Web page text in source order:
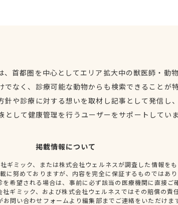
、首都圏を中心としてエリア拡大中の獣医師・動
でなく、診療可能な動物からも検索できることが
針や診療に対する想いを取材し記事として発信し
として健康管理を行うユーザーをサポートしてい
掲載情報について
ギミック、または株式会社ウェルネスが調査した情報を
に努めておりますが、内容を完全に保証するものではあ
希望される場合は、事前に必ず該当の医療機関に直接ご
ギミック、および株式会社ウェルネスではその賠償の責
問い合わせフォームより編集部までご連絡をいただけま